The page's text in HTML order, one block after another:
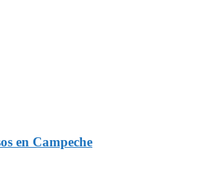
en Campeche